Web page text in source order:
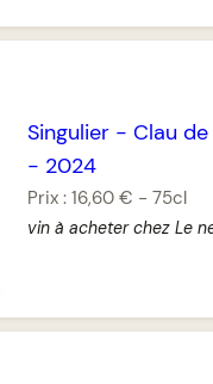
Singulier- Clau de
- 2024
Prix : 16,60 € - 75cl
vin à acheter chez Le